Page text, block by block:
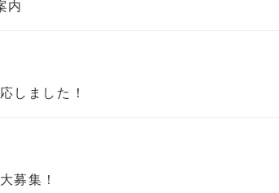
内
しました！
募集！